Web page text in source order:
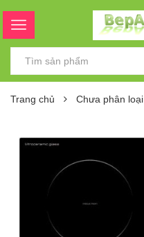
Trang chủ Chưa phân loại